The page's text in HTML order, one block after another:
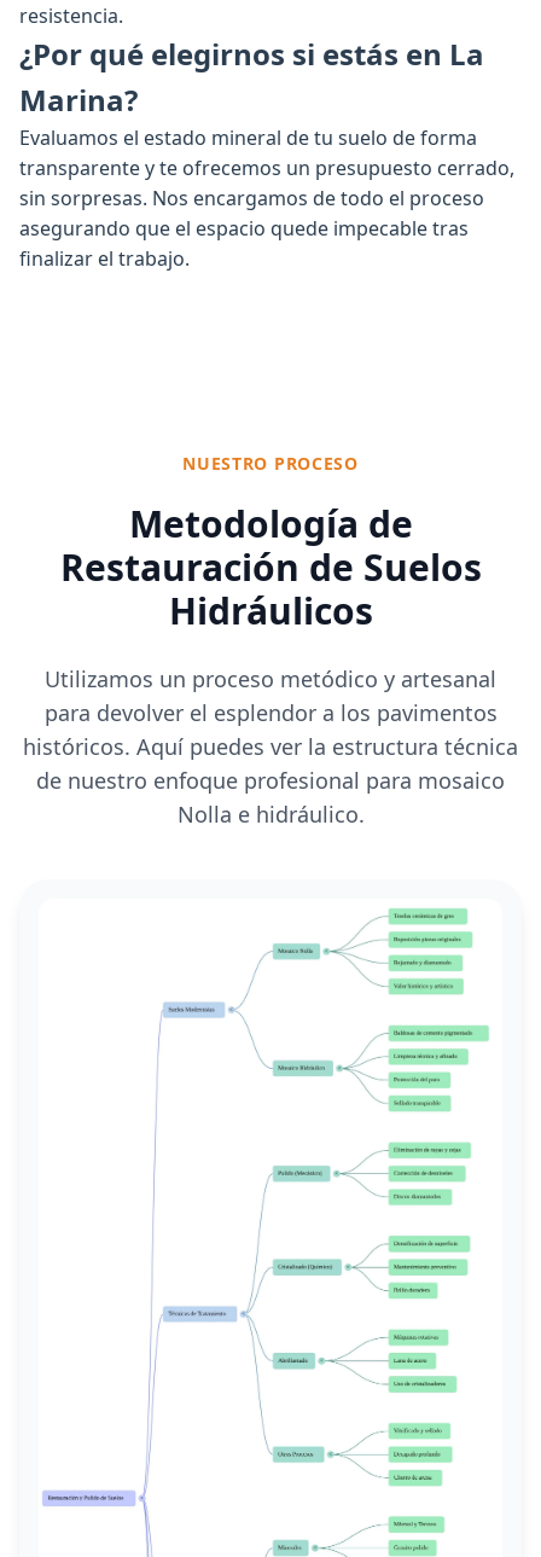
resistencia.
¿Por qué elegirnos si estás en La
Marina?
Evaluamos el estado mineral de tu suelo de forma
transparente y te ofrecemos un presupuesto cerrado,
sin sorpresas. Nos encargamos de todo el proceso
asegurando que el espacio quede impecable tras
finalizar el trabajo.
NUESTRO PROCESO
Metodología de
Restauración de Suelos
Hidráulicos
Utilizamos un proceso metódico y artesanal
para devolver el esplendor a los pavimentos
históricos. Aquí puedes ver la estructura técnica
de nuestro enfoque profesional para mosaico
Nolla e hidráulico.